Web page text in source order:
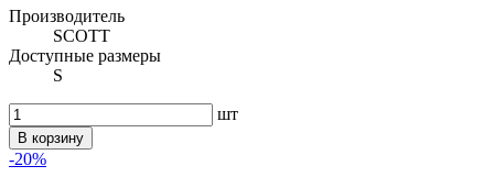
Производитель
SCOTT
Доступные размеры
S
шт
В корзину
-20%